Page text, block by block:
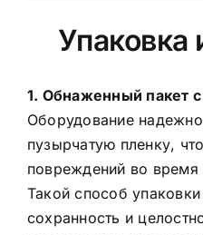
Упаковка
1. Обнаженный пакет
Оборудование
пузырчатую пленку,
повреждений во время
Такой способ упаковки
сохранность и